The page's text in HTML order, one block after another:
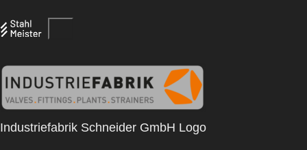
Industriefabrik Schneider GmbH Logo